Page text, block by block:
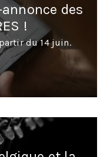
des
!
du 14 juin.